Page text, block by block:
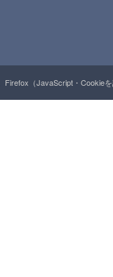
Firefox（JavaScript・Cookie